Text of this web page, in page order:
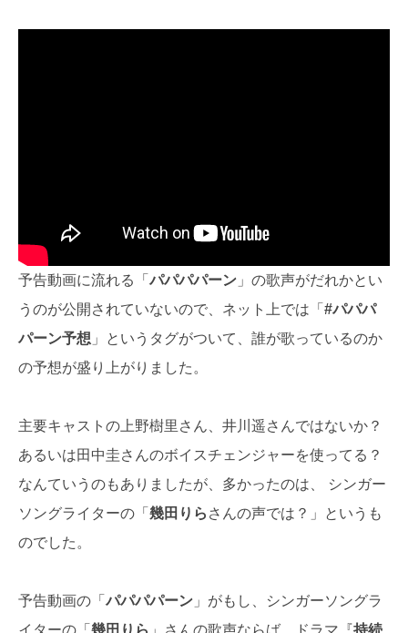
予告動画に流れる「 パパパパーン 」の歌声がだれかとい
うのが公開されていないので、ネット上では「 #パパパ
パーン予想 」というタグがついて、誰が歌っているのか
の予想が盛り上がりました。
主要キャストの上野樹里さん、井川遥さんではないか？
あるいは田中圭さんのボイスチェンジャーを使ってる？
なんていうのもありましたが、多かったのは、 シンガー
ソングライターの「 幾田りら さんの声では？」というも
のでした。
予告動画の「 パパパパーン 」がもし、シンガーソングラ
イターの「 幾田りら 」さんの歌声ならば、ドラマ『持続